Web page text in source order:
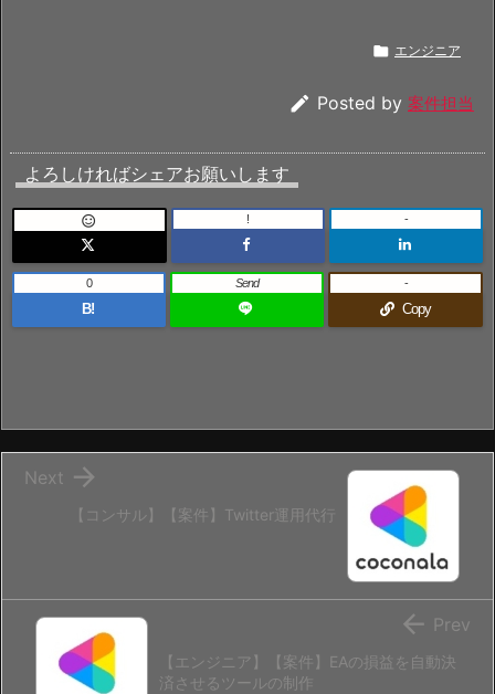
 エンジニア
 Posted by 案件担当
よろしければシェアお願いします
 ! -
B!
0 Send
Copy
-
【コンサル】【案件】Twitter運用代行

Next
【エンジニア】【案件】EAの損益を自動決
済させるツールの制作
 Prev